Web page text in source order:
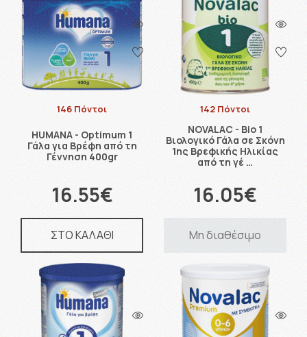
146 Πόντοι
HUMANA - Optimum 1
Γάλα για Βρέφη από τη
Γέννηση 400gr
16.55€
ΣΤΟ ΚΑΛΑΘΙ
142 Πόντοι
NOVALAC - Bio 1
Βιολογικό Γάλα σε Σκόνη
1ης Βρεφικής Ηλικίας
από τη γέ …
16.05€
Μη διαθέσιμο